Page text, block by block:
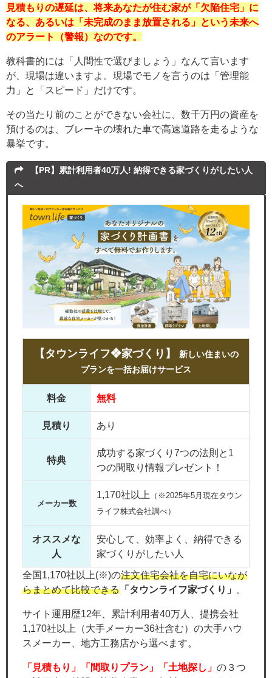
見積もりの遅延は、将来あなたが住む家が「欠陥住宅」に
なる、あるいは「未完成のまま放置される」という未来へ
のアラート（警報）なのです。
教科書的には「人間性で選びましょう」なんて言います
が、現場は違いますよ。現場でモノを言うのは「管理能
力」と「スピード」だけです。
その当たり前のことができない会社に、数千万円の資産を
預けるのは、ブレーキの壊れた車で高速道路を走るような
暴挙です。
【PR】累計利用者40万人! 納得できる家づくりがしたい人
へ
【タウンライフ❖家づくり】
新しい住まいの
プランを一括お届けサービス
料金 無料
見積り あり
特典
成功する家づくり7つの法則と1
つの間取り情報プレゼント！
メーカー数
1,170社以上
（※2025年5月現在タウン
ライフ株式会社調べ）
オススメな
人
安心して、効率よく、納得できる
家づくりがしたい人
全国1,170社以上(※)の注文住宅会社を自宅にいなが
らまとめて比較できる 「タウンライフ家づくり」
サイト運用歴12年、累計利用者40万人、提携会社
1,170社以上（大手メーカー36社含む）の大手ハウ
スメーカー、地方工務店から選べます。
「見積もり」「間取りプラン」「土地探し」 の３つ